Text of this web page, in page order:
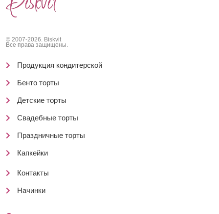
© 2007-2026. Biskvit
Все права защищены.
Продукция кондитерской
Бенто торты
Детские торты
Свадебные торты
Праздничные торты
Капкейки
Контакты
Начинки